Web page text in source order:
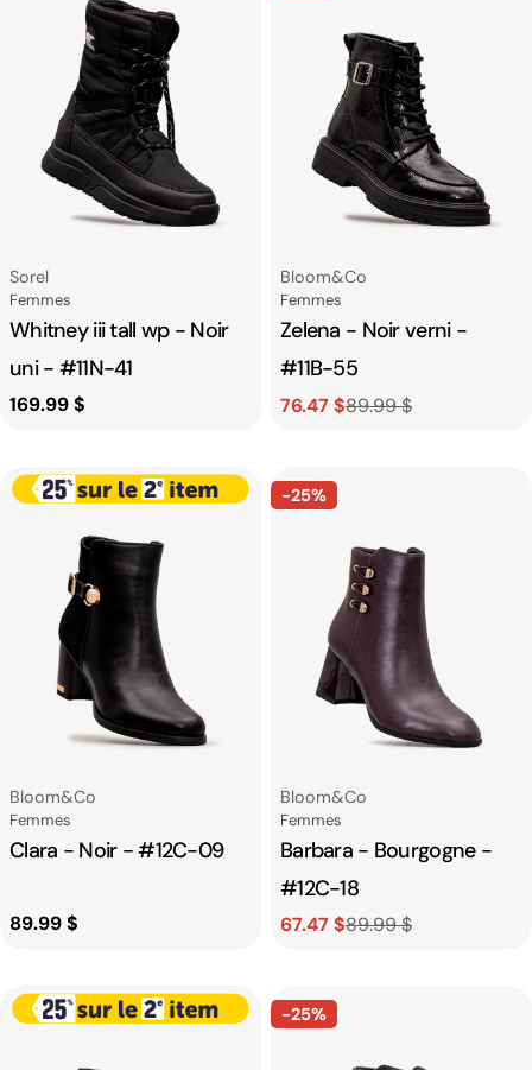
Fournisseur:
Sorel
Catégorie
Femmes
Whitney iii tall wp - Noir
uni - #11N-41
Prix
169.99 $
Fournisseur:
Bloom&co
Catégorie
Femmes
Zelena - Noir verni -
#11B-55
Prix
vente
76.47 $
Prix
89.99 $
Fournisseur:
Bloom&co
Catégorie
Femmes
Clara - Noir - #12C-09
Prix
89.99 $
-25%
Fournisseur:
Bloom&co
Catégorie
Femmes
Barbara - Bourgogne -
#12C-18
Prix
vente
67.47 $
Prix
89.99 $
-25%